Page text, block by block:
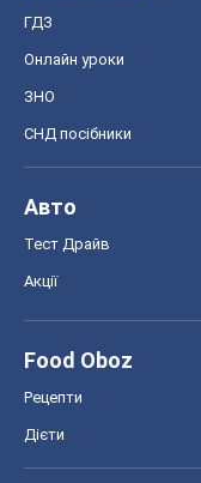
ГДЗ
Онлайн уроки
ЗНО
СНД посібники
Авто
Тест Драйв
Акції
Food Oboz
Рецепти
Дієти